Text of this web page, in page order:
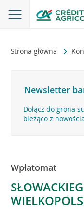
Strona główna
Newsletter
Dołącz do grona
bieżąco z
Wpłatomat